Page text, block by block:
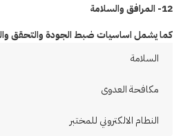
12- المرافق والسلامة
كما يشمل اساسيات ضبط الجودة والتحقق
السلامة
مكافحة العدوى
النطام الالكتروني للمختبر